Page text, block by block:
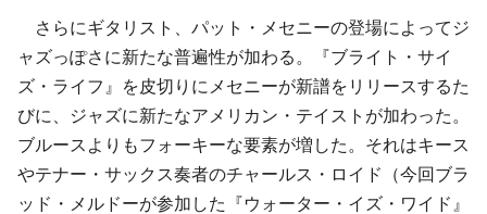
さらにギタリスト、パット・メセニーの登場によってジ
ャズっぽさに新たな普遍性が加わる。『ブライト・サイ
ズ・ライフ』を皮切りにメセニーが新譜をリリースするた
びに、ジャズに新たなアメリカン・テイストが加わった。
ブルースよりもフォーキーな要素が増した。それはキース
やテナー・サックス奏者のチャールス・ロイド（今回ブラ
ッド・メルドーが参加した『ウォーター・イズ・ワイド』